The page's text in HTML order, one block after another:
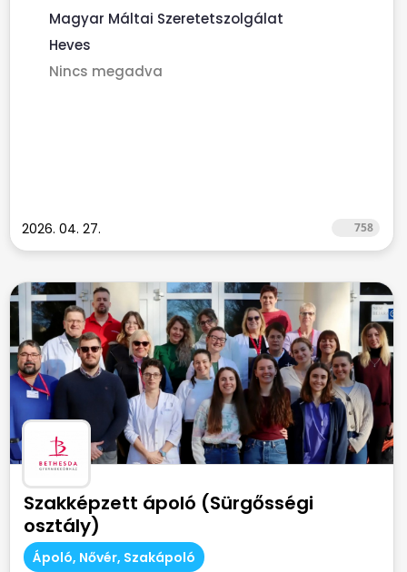
Magyar Máltai Szeretetszolgálat
Heves
Nincs megadva
2026. 04. 27. 758
Szakképzett ápoló (Sürgősségi
osztály)
Ápoló, Nővér, Szakápoló